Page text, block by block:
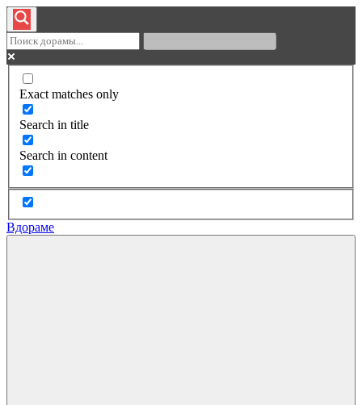
Exact matches only
Search in title
Search in content
Вдораме